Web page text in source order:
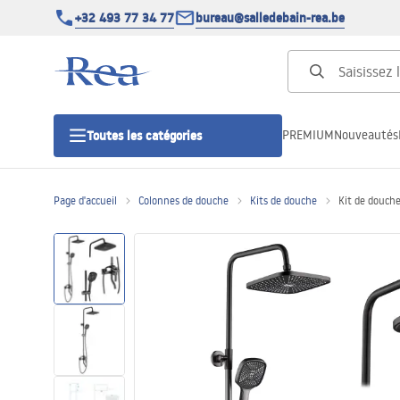
+32 493 77 34 77 bureau@salledebain-rea.be
Toutes les catégories
Portes de douche
Caniveaux de douche
PREMIUMNouveautés
Page d'accueil Colonnes de douche Kits de douche Kit de